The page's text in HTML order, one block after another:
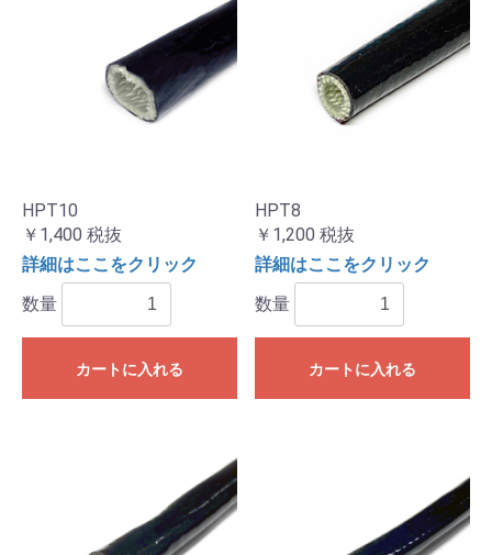
HPT10
￥1,400 税抜
詳細はここをクリック
数量
カートに入れる
HPT8
￥1,200 税抜
詳細はここをクリック
数量
カートに入れる